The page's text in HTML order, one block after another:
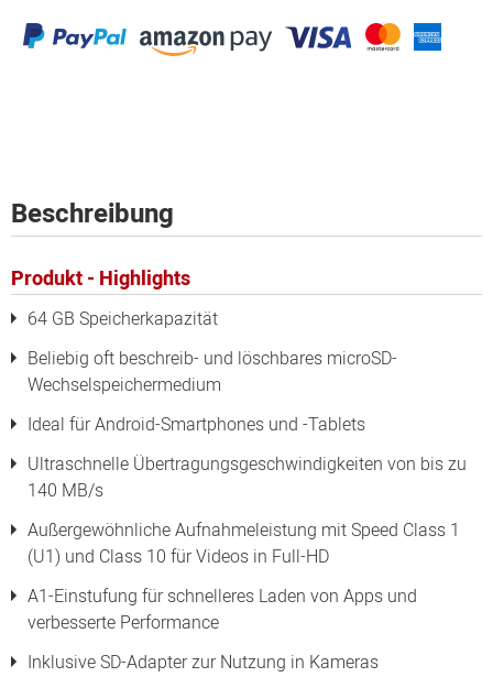
Beschreibung
Produkt - Highlights
64 GB Speicherkapazität
Beliebig oft beschreib- und löschbares microSD-
Wechselspeichermedium
Ideal für Android-Smartphones und -Tablets
Ultraschnelle Übertragungsgeschwindigkeiten von bis zu
140 MB/s
Außergewöhnliche Aufnahmeleistung mit Speed Class 1
(U1) und Class 10 für Videos in Full-HD
A1-Einstufung für schnelleres Laden von Apps und
verbesserte Performance
Inklusive SD-Adapter zur Nutzung in Kameras